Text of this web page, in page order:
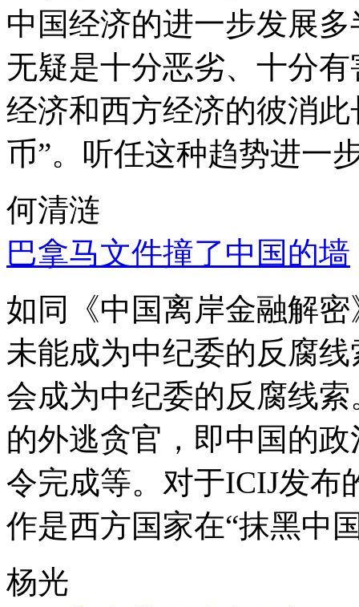
中国经济的进一步发展
无疑是十分恶劣、十分
经济和西方经济的彼消
币”。听任这种趋势进一
何清涟
巴拿马文件撞了中国的墙
如同《中国离岸金融解
未能成为中纪委的反腐
会成为中纪委的反腐线
的外逃贪官，即中国的
令完成等。对于ICIJ发布
作是西方国家在“抹黑中
杨光